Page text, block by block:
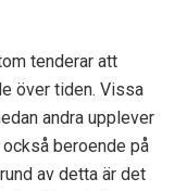
tenderar att
över tiden. Vissa
andra upplever
beroende på
av detta är det